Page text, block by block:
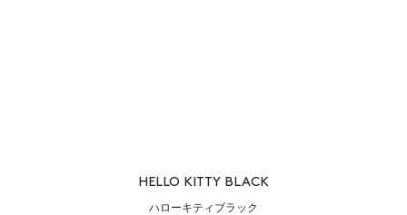
HELLO KITTY BLACK
ハローキティブラック